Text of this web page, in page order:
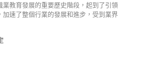
業教育發展的重要歷史階段，起到了引領
加速了整個行業的發展和進步，受到業界